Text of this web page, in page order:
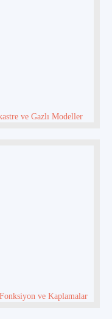
ve Gazlı Modeller
ve Kaplamalar